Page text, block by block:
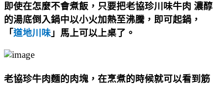
即使在怎麼不會煮飯，只要把老協珍川味牛肉 濃醇
的湯底倒入鍋中以小火加熱至沸騰，即可起鍋，
「道地川味 」馬上可以上桌了。
老協珍牛肉麵的肉塊，在烹煮的時候就可以看到筋